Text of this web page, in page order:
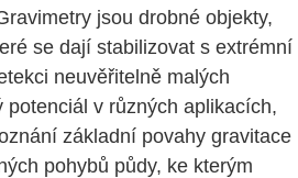
jsou drobné objekty,
se dají stabilizovat s extrémní
neuvěřitelně malých
v různých aplikacích,
základní povahy gravitace
pohybů půdy, ke kterým